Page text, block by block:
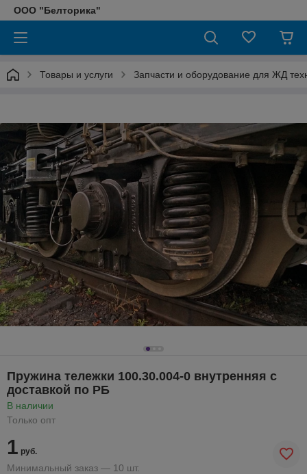
ООО "Белторика"
Товары и услуги Запчасти и оборудование для ЖД
Пружина тележки 100.30.004-0 внутренняя с
доставкой по РБ
В наличии
Только опт
1 руб.
Минимальный заказ — 10 шт.